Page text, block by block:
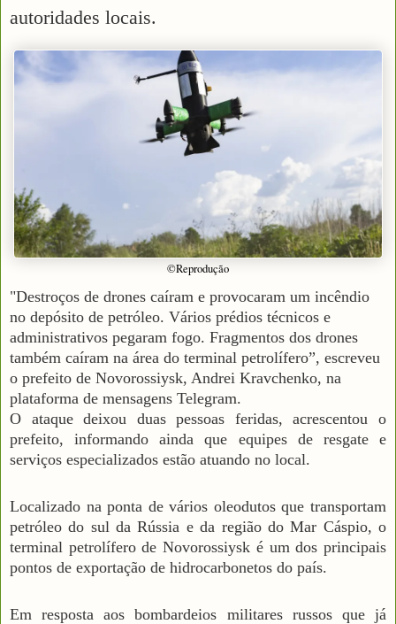
autoridades locais.
©Reprodução
"Destroços de drones caíram e provocaram um incêndio
no depósito de petróleo. Vários prédios técnicos e
administrativos pegaram fogo. Fragmentos dos drones
também caíram na área do terminal petrolífero”, escreveu
o prefeito de Novorossiysk, Andrei Kravchenko, na
plataforma de mensagens Telegram.
O ataque deixou duas pessoas feridas, acrescentou o
prefeito, informando ainda que equipes de resgate e
serviços especializados estão atuando no local.
Localizado na ponta de vários oleodutos que transportam
petróleo do sul da Rússia e da região do Mar Cáspio, o
terminal petrolífero de Novorossiysk é um dos principais
pontos de exportação de hidrocarbonetos do país.
Em resposta aos bombardeios militares russos que já